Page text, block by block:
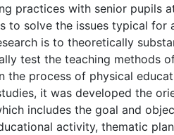
practices with senior pupils
to solve the issues typical for
is to theoretically
test the teaching methods
the process of physical
it was developed the
includes the goal and
activity, thematic